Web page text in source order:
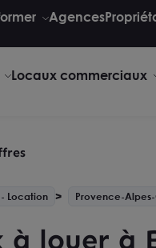
Agences
Locaux commerciaux
Location Provence-
à louer